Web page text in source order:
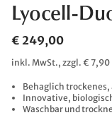
Lyocell-
€ 249,00
inkl. MwSt., zzgl. €
Behaglich
Innovative,
Waschbar und